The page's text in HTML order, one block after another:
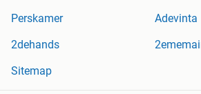
Perskamer
Adevinta
2dehands
Sitemap